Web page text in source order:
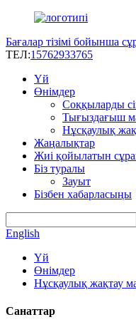
Бағалар тізімі бойынша
ТЕЛ:15762933765
Үй
Өнімдер
Соққыларды
Тығыздағыш
Нұсқаулық
Жаңалықтар
Жиі қойылатын
Біз туралы
Зауыт
Бізбен хабарласыңы
English
Үй
Өнімдер
Нұсқаулық жақтау
Санаттар